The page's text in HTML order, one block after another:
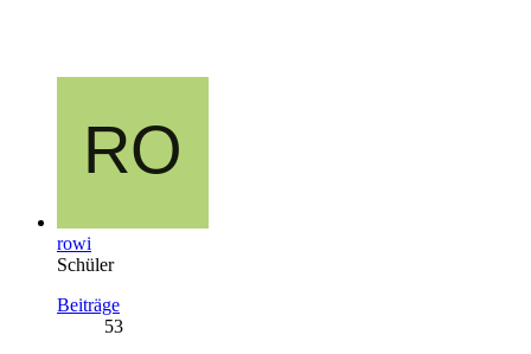
rowi
Schüler
Beiträge
53